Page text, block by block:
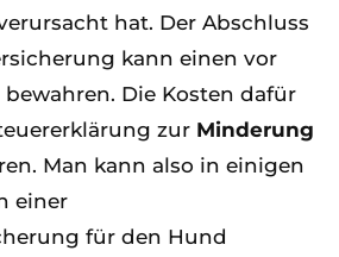
hat. Der Abschluss
kann einen vor
Die Kosten dafür
zur Minderung
Man kann also in einigen
einer
für den Hund